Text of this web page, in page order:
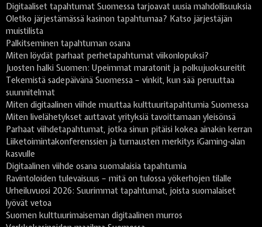
Digitaaliset tapahtumat Suomessa tarjoavat uusia mahdollisuuksia
Oletko järjestämässä kasinon tapahtumaa? Katso järjestäjän
muistilista
Palkitseminen tapahtuman osana
Miten löydät parhaat perhetapahtumat viikonlopuksi?
Juosten halki Suomen: Upeimmat maratonit ja polkujuoksureitit
Tekemistä sadepäivänä Suomessa – vinkit, kun sää peruuttaa
suunnitelmat
Miten digitaalinen viihde muuttaa kulttuuritapahtumia Suomessa
Miten livelähetykset auttavat yrityksiä tavoittamaan yleisönsä
Parhaat viihdetapahtumat, jotka sinun pitäisi kokea ainakin kerran
Liiketoimintakonferenssien ja turnausten merkitys iGaming-alan
kasvulle
Digitaalinen viihde osana suomalaisia tapahtumia
Ravintoloiden tulevaisuus – mitä on tulossa yökerhojen tilalle
Urheiluvuosi 2026: Suurimmat tapahtumat, joista suomalaiset
lyövät vetoa
Suomen kulttuurimaiseman digitaalinen murros